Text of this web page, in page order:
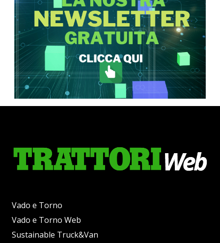
Vado e Torno
Vado e Torno Web
Sustainable Truck&Van